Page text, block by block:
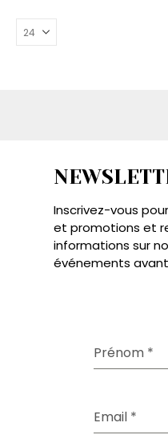
Inscrivez-vous
et promotions et
informations sur
événements
Prénom *
Email *